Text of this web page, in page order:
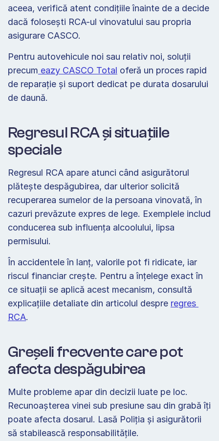
aceea, verifică atent condițiile înainte de a decide
dacă folosești RCA-ul vinovatului sau propria
asigurare CASCO.
Pentru autovehicule noi sau relativ noi, soluții
precum eazy CASCO Total oferă un proces rapid
de reparație și suport dedicat pe durata dosarului
de daună.
Regresul RCA și situațiile
speciale
Regresul RCA apare atunci când asigurătorul
plătește despăgubirea, dar ulterior solicită
recuperarea sumelor de la persoana vinovată, în
cazuri prevăzute expres de lege. Exemplele includ
conducerea sub influența alcoolului, lipsa
permisului.
În accidentele în lanț, valorile pot fi ridicate, iar
riscul financiar crește. Pentru a înțelege exact în
ce situații se aplică acest mecanism, consultă
explicațiile detaliate din articolul despre regres
RCA.
Greșeli frecvente care pot
afecta despăgubirea
Multe probleme apar din decizii luate pe loc.
Recunoașterea vinei sub presiune sau din grabă îți
poate afecta dosarul. Lasă Poliția și asigurătorii
să stabilească responsabilitățile.